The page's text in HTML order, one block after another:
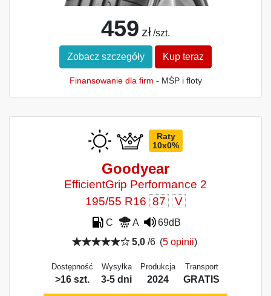
459 zł /szt.
Zobacz szczegóły Kup teraz
Finansowanie dla firm - MŚP i floty
Raty
10x0%
Goodyear
EfficientGrip Performance 2
195/55 R16 87 V
C A
69dB
5,0 /6 (5 opinii)
Dostępność
>16 szt.
Wysyłka
3-5 dni
Produkcja
2024
Transport
GRATIS